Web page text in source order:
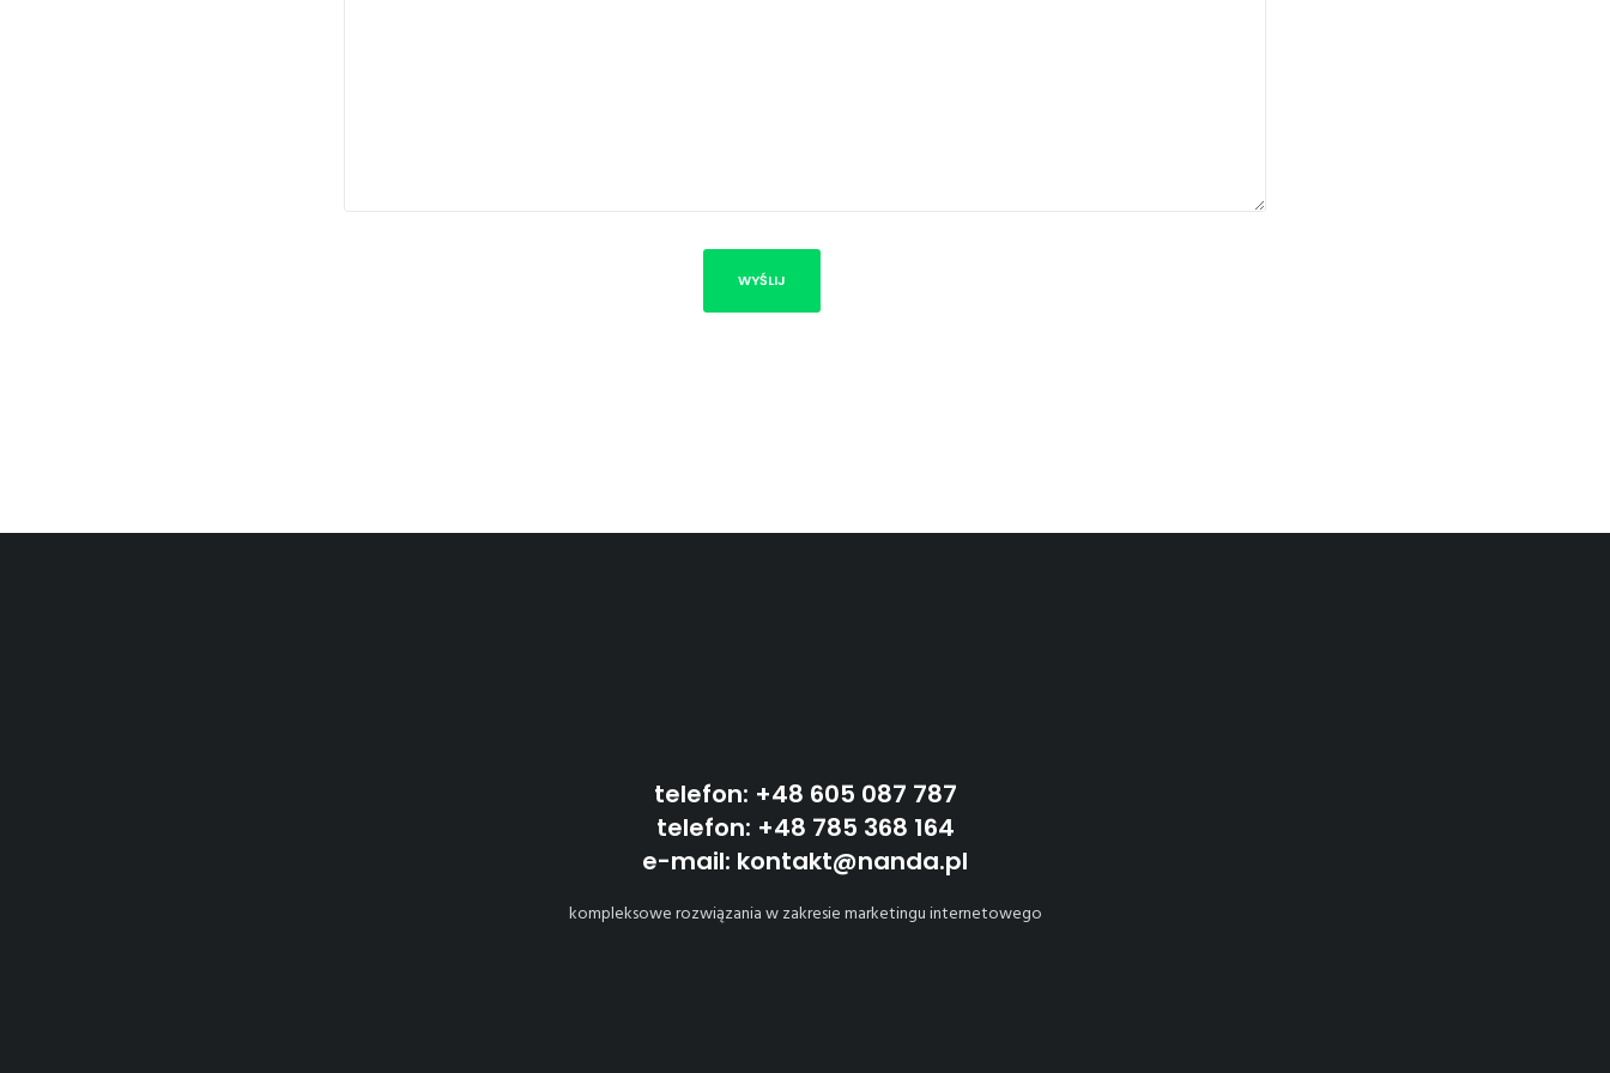
telefon: +48 605 087 787
telefon: +48 785 368 164
e-mail: kontakt@nanda.pl
kompleksowe rozwiązania w zakresie marketingu internetowego